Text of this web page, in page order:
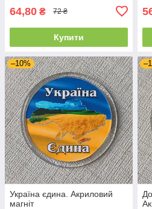
64,80 ₴ 72 ₴
Купити
–10%
Україна єдина. Акриловий
магніт